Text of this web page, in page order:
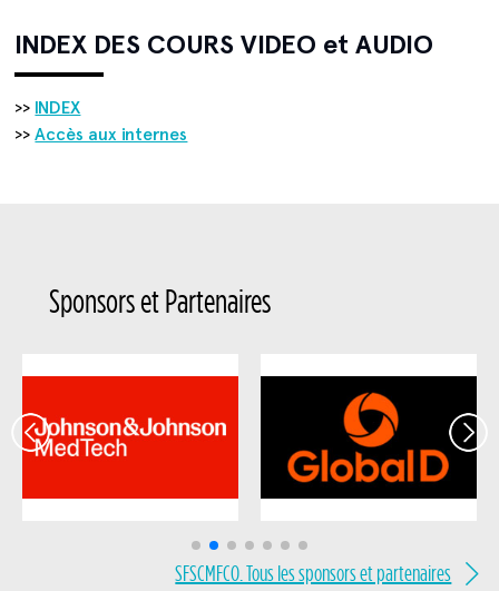
INDEX DES COURS VIDEO et AUDIO
>> INDEX
>>Accès aux internes
SFSCMFCO. Tous les sponsors et partenaires